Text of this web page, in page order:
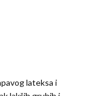
lateksa i